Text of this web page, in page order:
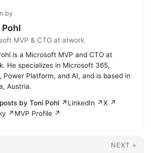
by
MVP & CTO at atwork
is a Microsoft MVP and CTO at
He specializes in Microsoft 365,
Power Platform, and AI, and is based in
Austria.
by Toni Pohl ↗LinkedIn ↗X ↗
↗ MVP Profile ↗
NEXT »